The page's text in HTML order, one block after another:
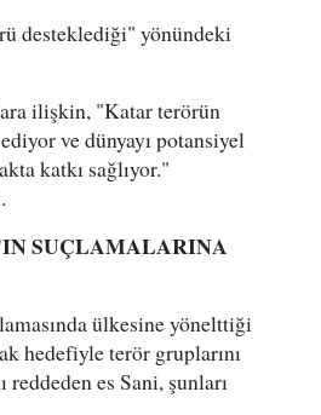
desteklediği" yönündeki
ilişkin, "Katar terörün
ve dünyayı potansiyel
katkı sağlıyor."
SUÇLAMALARINA
ülkesine yönelttiği
hedefiyle terör gruplarını
reddeden es Sani, şunları